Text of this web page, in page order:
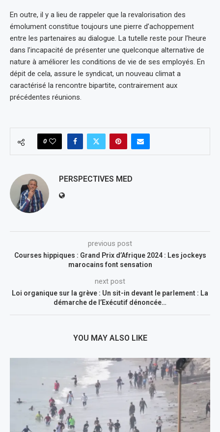
En outre, il y a lieu de rappeler que la revalorisation des
émolument constitue toujours une pierre d’achoppement
entre les partenaires au dialogue. La tutelle reste pour l’heure
dans l’incapacité de présenter une quelconque alternative de
nature à améliorer les conditions de vie de ses employés. En
dépit de cela, assure le syndicat, un nouveau climat a
caractérisé la rencontre bipartite, contrairement aux
précédentes réunions.
0
PERSPECTIVES MED
previous post
Courses hippiques : Grand Prix d’Afrique 2024 : Les jockeys
marocains font sensation
next post
Loi organique sur la grève : Un sit-in devant le parlement : La
démarche de l’Exécutif dénoncée…
YOU MAY ALSO LIKE